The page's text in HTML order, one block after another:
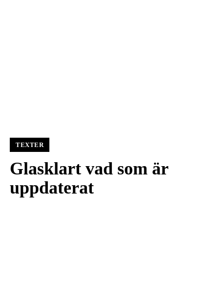
TEXTER
Glasklart vad som är
uppdaterat